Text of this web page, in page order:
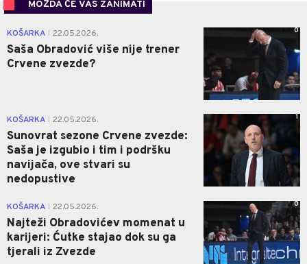
MOŽDA ĆE VAS ZANIMATI
KOŠARKA 22.05.2026.
Saša Obradović više nije trener
Crvene zvezde?
0
KOŠARKA 22.05.2026.
Sunovrat sezone Crvene zvezde:
Saša je izgubio i tim i podršku
navijača, ove stvari su
nedopustive
1
KOŠARKA 22.05.2026.
Najteži Obradovićev momenat u
karijeri: Ćutke stajao dok su ga
tjerali iz Zvezde
0